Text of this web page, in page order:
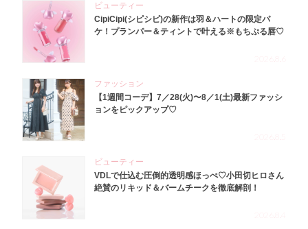
ビューティー
CipiCipi(シピシピ)の新作は羽＆ハートの限定パ
ケ！プランパー＆ティントで叶える※もちぷる唇♡
ファッション
【1週間コーデ】7／28(火)〜8／1(土)最新ファッシ
ョンをピックアップ♡
ビューティー
VDLで仕込む圧倒的透明感ほっぺ♡小田切ヒロさん
絶賛のリキッド＆バームチークを徹底解剖！